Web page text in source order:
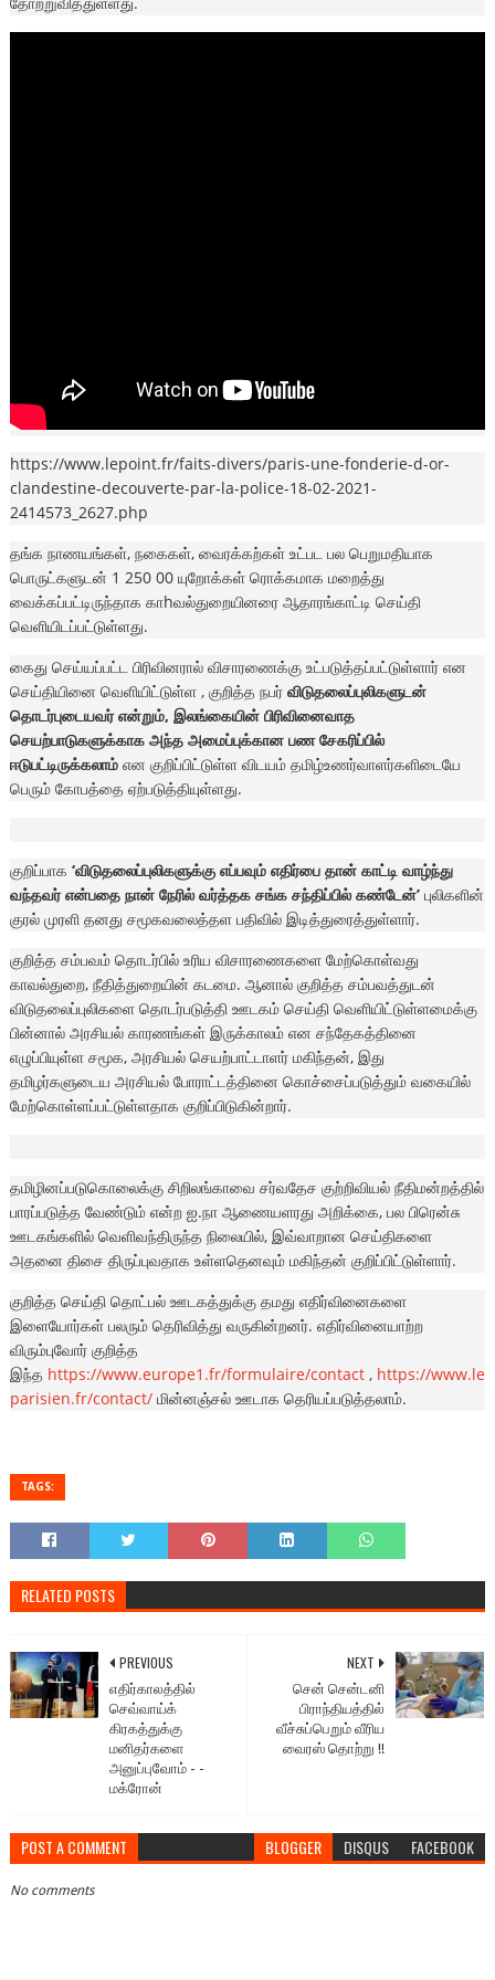
https://www.lepoint.fr/faits-divers/paris-une-fonderie-d-or-
clandestine-decouverte-par-la-police-18-02-2021-
2414573_2627.php
தங்க நாணயங்கள், நகைகள், வைரக்கற்கள் உட்பட பல பெறுமதியாக
பொருட்களுடன் 1 250 00 யுறோக்கள் ரொக்கமாக மறைத்து
வைக்கப்பட்டிருந்தாக காhவல்துறையினரை ஆதாரங்காட்டி செய்தி
வெளியிடப்பட்டுள்ளது.
கைது செய்யப்பட்ட பிரிவினரால் விசாரணைக்கு உட்படுத்தப்பட்டுள்ளார் என
செய்தியினை வெளியிட்டுள்ள , குறித்த நபர் விடுதலைப்புலிகளுடன்
தொடர்புடையவர் என்றும், இலங்கையின் பிரிவினைவாத
செயற்பாடுகளுக்காக அந்த அமைப்புக்கான பண சேகரிப்பில்
ஈடுபட்டிருக்கலாம்என குறிப்பிட்டுள்ள விடயம் தமிழ்உணர்வாளர்களிடையே
பெரும் கோபத்தை ஏற்படுத்தியுள்ளது.
குறிப்பாக ‘விடுதலைப்புலிகளுக்கு எப்பவும் எதிர்பை தான் காட்டி வாழ்ந்து
வந்தவர் என்பதை நான் நேரில் வர்த்தக சங்க சந்திப்பில் கண்டேன்’ புலிகளின்
குரல் முரளி தனது சமூகவலைத்தள பதிவில் இடித்துரைத்துள்ளார்.
குறித்த சம்பவம் தொடர்பில் உரிய விசாரணைகளை மேற்கொள்வது
காவல்துறை, நீதித்துறையின் கடமை. ஆனால் குறித்த சம்பவத்துடன்
விடுதலைப்புலிகளை தொடர்படுத்தி ஊடகம் செய்தி வெளியிட்டுள்ளமைக்கு
பின்னால் அரசியல் காரணங்கள் இருக்காலம் என சந்தேகத்தினை
எழுப்பியுள்ள சமூக, அரசியல் செயற்பாட்டாளர் மகிந்தன், இது
தமிழர்களுடைய அரசியல் போராட்டத்தினை கொச்சைப்படுத்தும் வகையில்
மேற்கொள்ளப்பட்டுள்ளதாக குறிப்பிடுகின்றார்.
தமிழினப்படுகொலைக்கு சிறிலங்காவை சர்வதேச குற்றிவியல் நீதிமன்றத்தில்
பாரப்படுத்த வேண்டும் என்ற ஐ.நா ஆணையளரது அறிக்கை, பல பிரென்சு
ஊடகங்களில் வெளிவந்திருந்த நிலையில், இவ்வாறான செய்திகளை
அதனை திசை திருப்புவதாக உள்ளதெனவும் மகிந்தன் குறிப்பிட்டுள்ளார்.
குறித்த செய்தி தொட்பல் ஊடகத்துக்கு தமது எதிர்வினைகளை
இளையோர்கள் பலரும் தெரிவித்து வருகின்றனர். எதிர்வினையாற்ற
விரும்புவோர் குறித்த
இந்த https://www.europe1.fr/formulaire/contact, https://www.le
parisien.fr/contact/மின்னஞ்சல் ஊடாக தெரியப்படுத்தலாம்.
TAGS:
RELATED POSTS
NEXT
சென் சென்டனி
பிராந்தியத்தில்
வீச்சுப்பெறும் வீரிய
வைரஸ் தொற்று !!
PREVIOUS
எதிர்காலத்தில்
செவ்வாய்க்
கிரகத்துக்கு
மனிதர்களை
அனுப்புவோம் - -
மக்ரோன்
POST A COMMENT BLOGGER DISQUS FACEBOOK
No comments